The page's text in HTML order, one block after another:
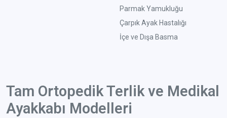
Parmak Yamukluğu
Çarpık Ayak Hastalığı
İçe ve Dışa Basma
Tam Ortopedik Terlik ve Medikal
Ayakkabı Modelleri